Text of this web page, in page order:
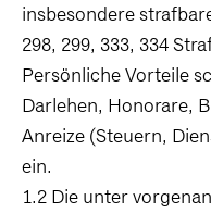
insbesondere
298, 299, 333, 334
Persönliche Vorteile
Darlehen, Honorare,
Anreize (Steuern,
ein.
1.2 Die unter